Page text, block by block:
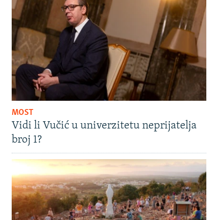
MOST
Vidi li Vučić u univerzitetu neprijatelja
broj 1?